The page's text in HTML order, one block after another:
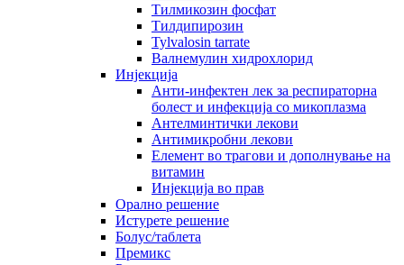
Тилмикозин фосфат
Тилдипирозин
Tylvalosin tarrate
Валнемулин хидрохлорид
Инјекција
Анти-инфектен лек за респираторна
болест и инфекција со микоплазма
Антелминтички лекови
Антимикробни лекови
Елемент во трагови и дополнување на
витамин
Инјекција во прав
Орално решение
Истурете решение
Болус/таблета
Премикс